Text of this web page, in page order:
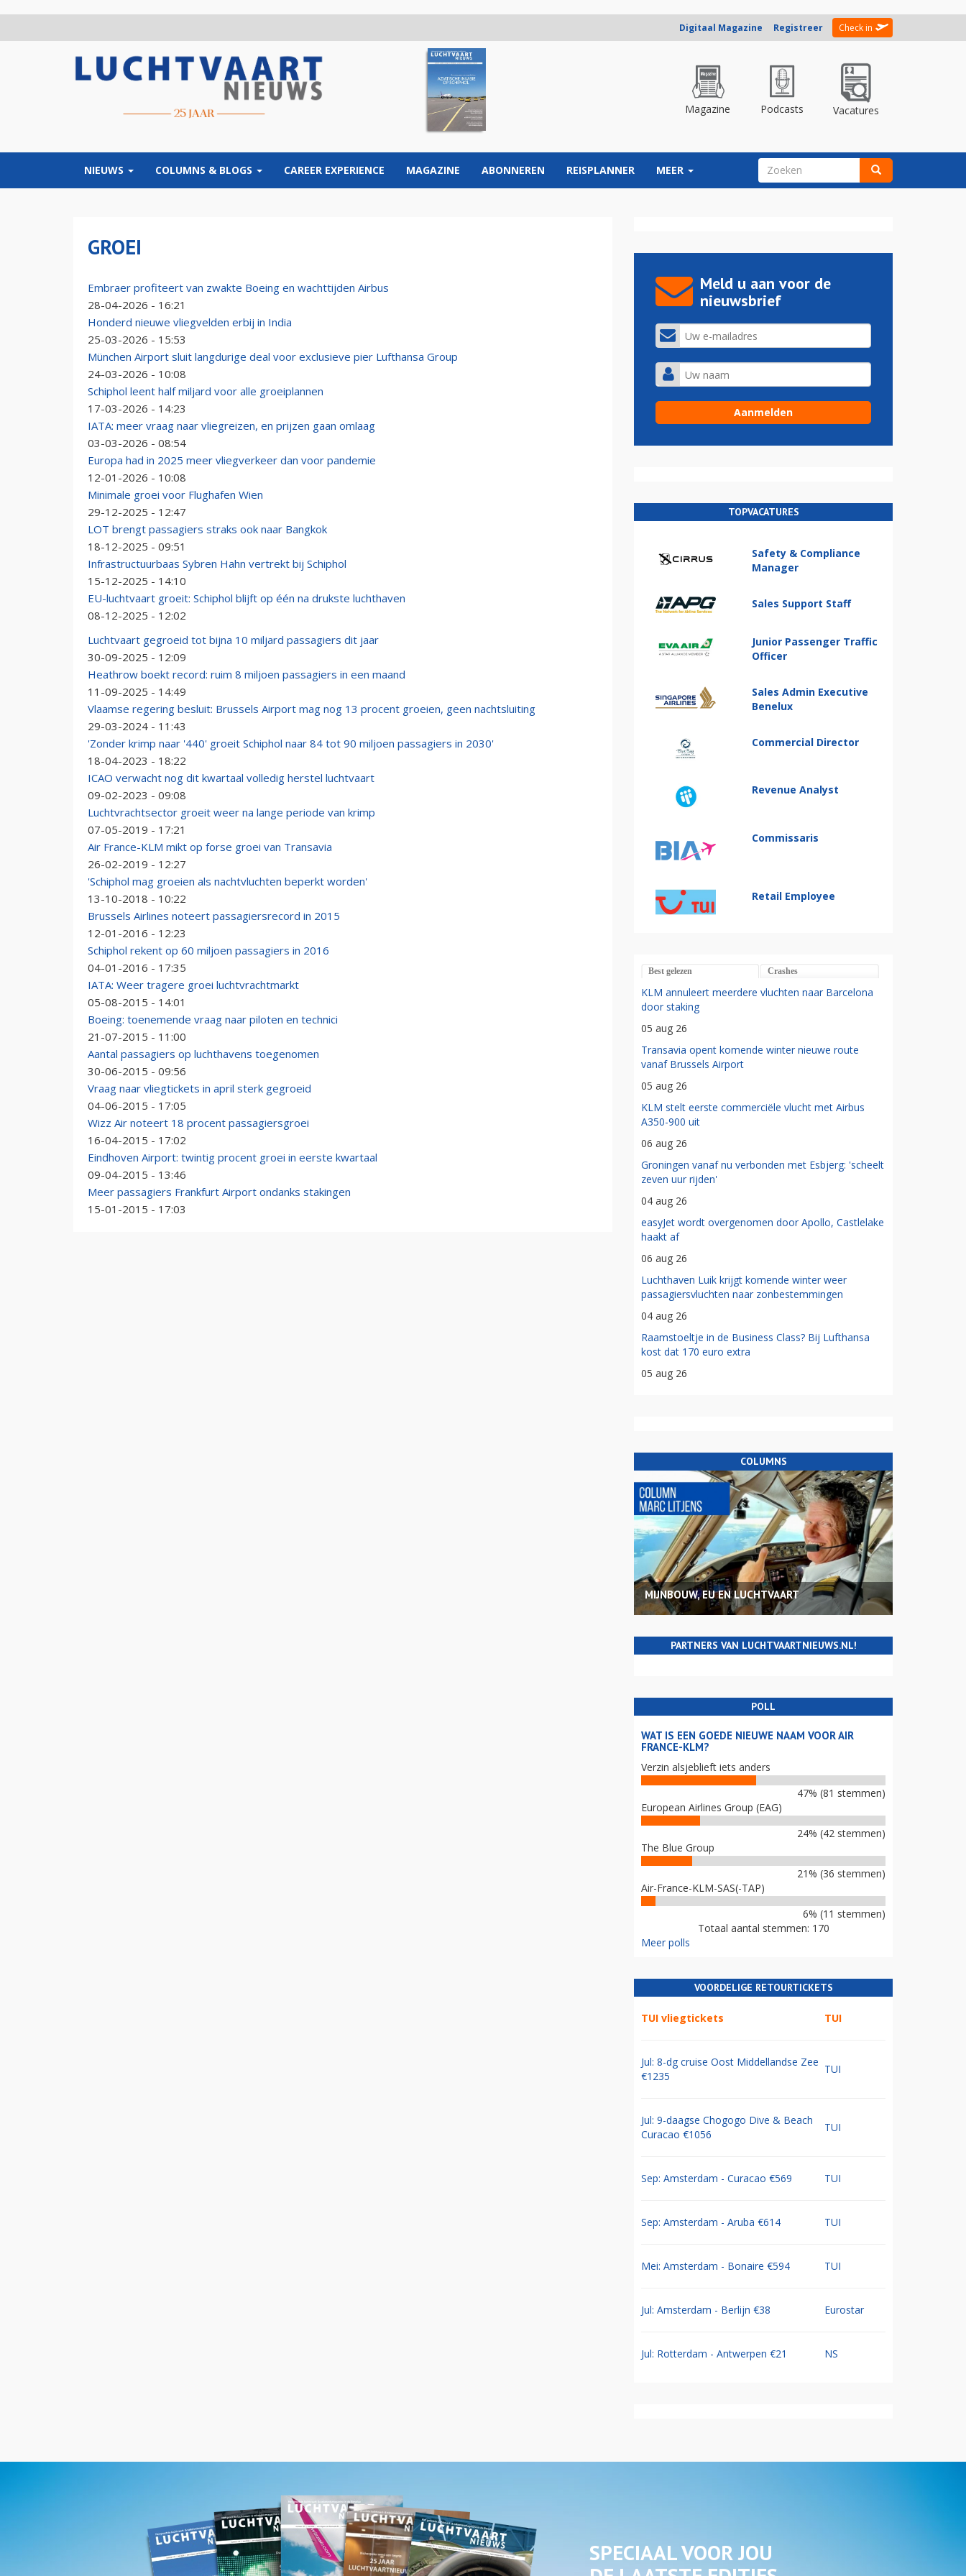
Digitaal Magazine Registreer Check in
Magazine Podcasts Vacatures
NIEUWS COLUMNS & BLOGS CAREER EXPERIENCE MAGAZINE ABONNEREN REISPLANNER MEER ZOEKVELD
GROEI
Embraer profiteert van zwakte Boeing en wachttijden Airbus
28-04-2026 - 16:21
Honderd nieuwe vliegvelden erbij in India
25-03-2026 - 15:53
München Airport sluit langdurige deal voor exclusieve pier Lufthansa Group
24-03-2026 - 10:08
Schiphol leent half miljard voor alle groeiplannen
17-03-2026 - 14:23
IATA: meer vraag naar vliegreizen, en prijzen gaan omlaag
03-03-2026 - 08:54
Europa had in 2025 meer vliegverkeer dan voor pandemie
12-01-2026 - 10:08
Minimale groei voor Flughafen Wien
29-12-2025 - 12:47
LOT brengt passagiers straks ook naar Bangkok
18-12-2025 - 09:51
Infrastructuurbaas Sybren Hahn vertrekt bij Schiphol
15-12-2025 - 14:10
EU-luchtvaart groeit: Schiphol blijft op één na drukste luchthaven
08-12-2025 - 12:02
Luchtvaart gegroeid tot bijna 10 miljard passagiers dit jaar
30-09-2025 - 12:09
Heathrow boekt record: ruim 8 miljoen passagiers in een maand
11-09-2025 - 14:49
Vlaamse regering besluit: Brussels Airport mag nog 13 procent groeien, geen nachtsluiting
29-03-2024 - 11:43
'Zonder krimp naar '440' groeit Schiphol naar 84 tot 90 miljoen passagiers in 2030'
18-04-2023 - 18:22
ICAO verwacht nog dit kwartaal volledig herstel luchtvaart
09-02-2023 - 09:08
Luchtvrachtsector groeit weer na lange periode van krimp
07-05-2019 - 17:21
Air France-KLM mikt op forse groei van Transavia
26-02-2019 - 12:27
'Schiphol mag groeien als nachtvluchten beperkt worden'
13-10-2018 - 10:22
Brussels Airlines noteert passagiersrecord in 2015
12-01-2016 - 12:23
Schiphol rekent op 60 miljoen passagiers in 2016
04-01-2016 - 17:35
IATA: Weer tragere groei luchtvrachtmarkt
05-08-2015 - 14:01
Boeing: toenemende vraag naar piloten en technici
21-07-2015 - 11:00
Aantal passagiers op luchthavens toegenomen
30-06-2015 - 09:56
Vraag naar vliegtickets in april sterk gegroeid
04-06-2015 - 17:05
Wizz Air noteert 18 procent passagiersgroei
16-04-2015 - 17:02
Eindhoven Airport: twintig procent groei in eerste kwartaal
09-04-2015 - 13:46
Meer passagiers Frankfurt Airport ondanks stakingen
15-01-2015 - 17:03
Meld u aan voor de
nieuwsbrief
TOPVACATURES
Safety & Compliance
Manager
Sales Support Staff
Junior Passenger Traffic
Officer
Sales Admin Executive
Benelux
Commercial Director
Revenue Analyst
Commissaris
Retail Employee
Best gelezen Crashes
KLM annuleert meerdere vluchten naar Barcelona
door staking
05 aug 26
Transavia opent komende winter nieuwe route
vanaf Brussels Airport
05 aug 26
KLM stelt eerste commerciële vlucht met Airbus
A350-900 uit
06 aug 26
Groningen vanaf nu verbonden met Esbjerg: 'scheelt
zeven uur rijden'
04 aug 26
easyJet wordt overgenomen door Apollo, Castlelake
haakt af
06 aug 26
Luchthaven Luik krijgt komende winter weer
passagiersvluchten naar zonbestemmingen
04 aug 26
Raamstoeltje in de Business Class? Bij Lufthansa
kost dat 170 euro extra
05 aug 26
COLUMNS
MIJNBOUW, EU EN LUCHTVAART
PARTNERS VAN LUCHTVAARTNIEUWS.NL!
POLL
WAT IS EEN GOEDE NIEUWE NAAM VOOR AIR
FRANCE-KLM?
Verzin alsjeblieft iets anders
47% (81 stemmen)
European Airlines Group (EAG)
24% (42 stemmen)
The Blue Group
21% (36 stemmen)
Air-France-KLM-SAS(-TAP)
6% (11 stemmen)
Totaal aantal stemmen: 170
Meer polls
VOORDELIGE RETOURTICKETS
TUI vliegtickets TUI
Jul: 8-dg cruise Oost Middellandse Zee
€1235
TUI
Jul: 9-daagse Chogogo Dive & Beach
Curacao €1056
TUI
Sep: Amsterdam - Curacao €569 TUI
Sep: Amsterdam - Aruba €614 TUI
Mei: Amsterdam - Bonaire €594 TUI
Jul: Amsterdam - Berlijn €38 Eurostar
Jul: Rotterdam - Antwerpen €21 NS
SPECIAAL VOOR JOU